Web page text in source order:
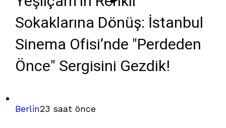
Sokaklarına Dönüş: İstanbul
Sinema Ofisi’nde "Perdeden
Önce" Sergisini Gezdik!
Berlin23 saat önce